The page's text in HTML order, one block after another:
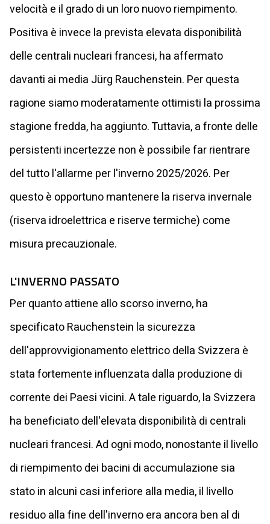
velocità e il grado di un loro nuovo riempimento.
Positiva è invece la prevista elevata disponibilità
delle centrali nucleari francesi, ha affermato
davanti ai media Jürg Rauchenstein. Per questa
ragione siamo moderatamente ottimisti la prossima
stagione fredda, ha aggiunto. Tuttavia, a fronte delle
persistenti incertezze non è possibile far rientrare
del tutto l'allarme per l'inverno 2025/2026. Per
questo è opportuno mantenere la riserva invernale
(riserva idroelettrica e riserve termiche) come
misura precauzionale.
L'INVERNO PASSATO
Per quanto attiene allo scorso inverno, ha
specificato Rauchenstein la sicurezza
dell'approvvigionamento elettrico della Svizzera è
stata fortemente influenzata dalla produzione di
corrente dei Paesi vicini. A tale riguardo, la Svizzera
ha beneficiato dell'elevata disponibilità di centrali
nucleari francesi. Ad ogni modo, nonostante il livello
di riempimento dei bacini di accumulazione sia
stato in alcuni casi inferiore alla media, il livello
residuo alla fine dell'inverno era ancora ben al di